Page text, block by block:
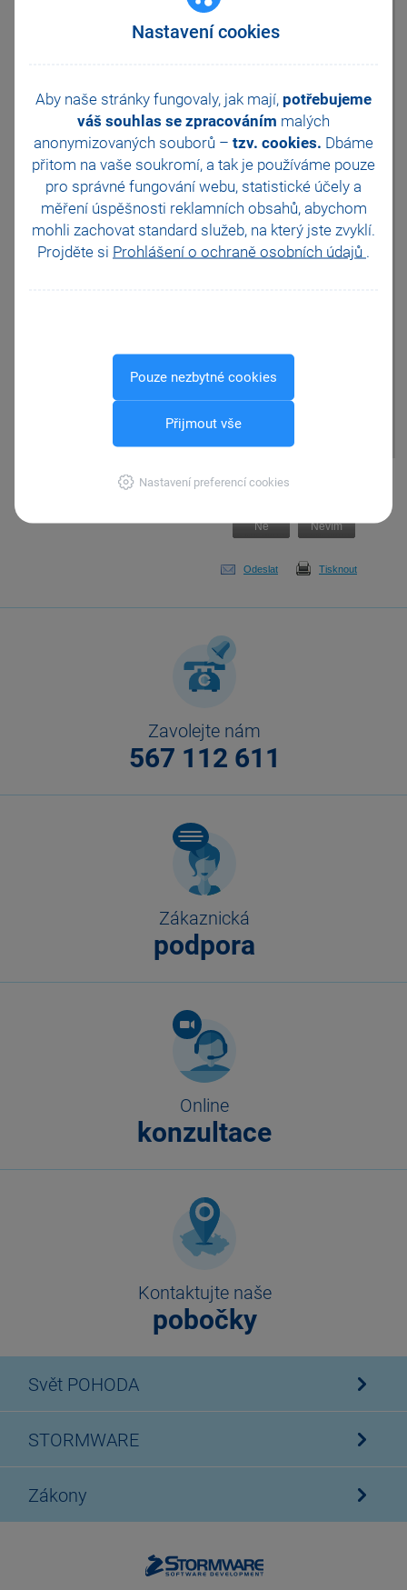
Nastavení cookies
Aby naše stránky fungovaly, jak mají, potřebujeme
váš souhlas se zpracováním malých
anonymizovaných souborů – tzv. cookies. Dbáme
přitom na vaše soukromí, a tak je používáme pouze
pro správné fungování webu, statistické účely a
měření úspěšnosti reklamních obsahů, abychom
mohli zachovat standard služeb, na který jste zvyklí.
Projděte si Prohlášení o ochraně osobních údajů .
Pouze nezbytné cookies
Přijmout vše
Nastavení preferencí cookies
Jednotková cena: 1200,-
DPH 15 %: 180,-
Položka B v hodnotě:
Jednotková cena: 100,-
DPH 10 %: 10,-
Celkem za prodejku 1490,-
Prodejku zaúčtuji v roce 2024 a
vytvoří se položka:
dokladu se zobrazí upozornění
na chybně zadanou hodnotu
doklad uložte beze změn.
Pomohla Vám tato
Ne Nevím
Odeslat Tisknout
Zavolejte nám
567 112 611
Zákaznická
podpora
Online
konzultace
Kontaktujte naše
pobočky
Svět POHODA
STORMWARE
Zákony